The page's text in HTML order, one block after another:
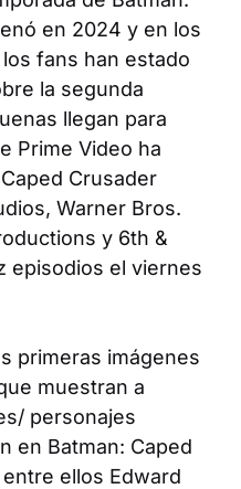
en 2024 y en los
fans han estado
la segunda
llegan para
Prime Video ha
Crusader
Warner Bros.
y 6th &
episodios el viernes
primeras imágenes
muestran a
personajes
en Batman: Caped
ellos Edward